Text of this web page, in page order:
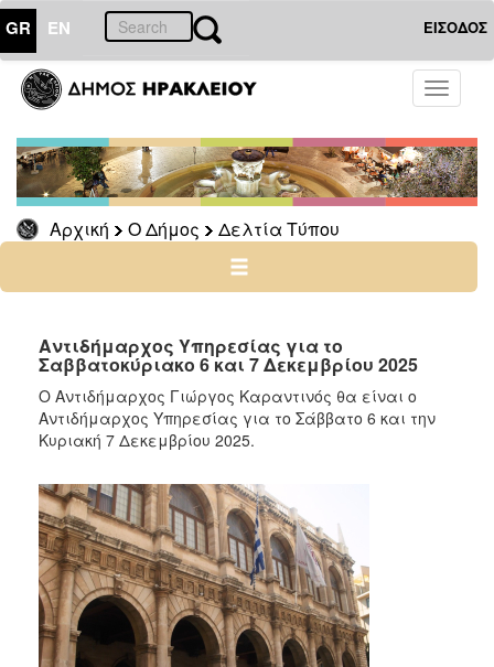
GR EN ΕΙΣΟΔΟΣ
Toggle
Αρχική Ο Δήμος Δελτία Τύπου
ΔΗΜΟΣ
Δελτία
Τύπου
Αρχείο
ΠΟΛΙΤΙΣΜΟΣ
ΑΝΘΕΚΤΙΚΗ
Αντιδήμαρχος Υπηρεσίας για το
Σαββατοκύριακο 6 και 7 Δεκεμβρίου 2025
O Αντιδήμαρχος Γιώργος Καραντινός θα είναι o
Αντιδήμαρχος Υπηρεσίας για το Σάββατο 6 και την
Κυριακή 7 Δεκεμβρίου 2025.